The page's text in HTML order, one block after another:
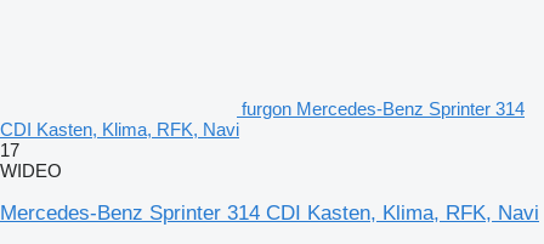
furgon Mercedes-Benz Sprinter 314
CDI Kasten, Klima, RFK, Navi
17
WIDEO
Mercedes-Benz Sprinter 314 CDI Kasten, Klima, RFK, Navi